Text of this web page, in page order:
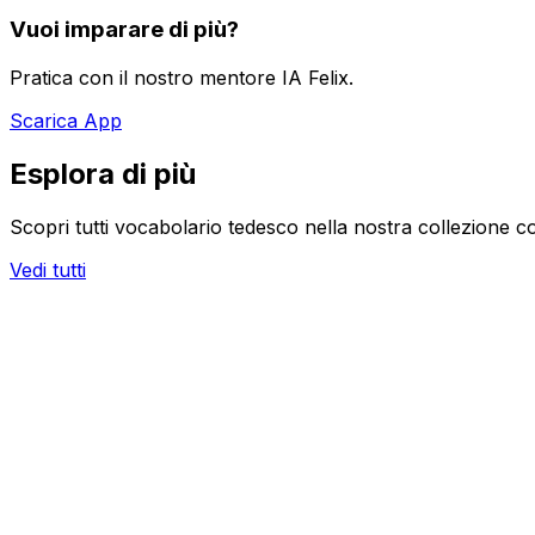
Vuoi imparare di più?
Pratica con il nostro mentore IA Felix.
Scarica App
Esplora di più
Scopri tutti vocabolario tedesco nella nostra collezione
Vedi tutti